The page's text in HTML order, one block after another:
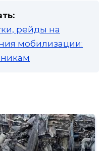
рейды на
мобилизации: